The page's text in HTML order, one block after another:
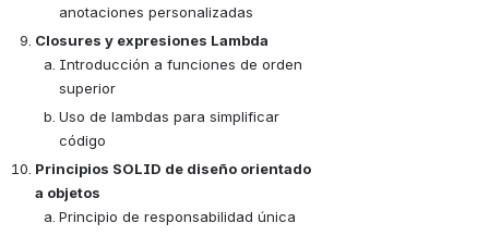
anotaciones personalizadas
Closures y expresiones Lambda
Introducción a funciones de orden
superior
Uso de lambdas para simplificar
código
Principios SOLID de diseño orientado
a objetos
Principio de responsabilidad única